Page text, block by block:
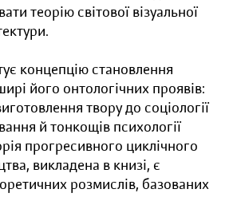
теорію світової візуальної
концепцію становлення
його онтологічних проявів:
твору до соціології
й тонкощів психології
прогресивного циклічного
викладена в книзі, є
розмислів, базованих